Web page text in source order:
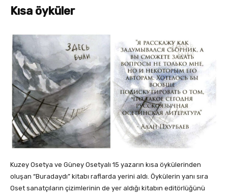
Kısa öyküler
Kuzey Osetya ve Güney Osetyalı 15 yazarın kısa öykülerinden
oluşan “Buradaydı” kitabı raflarda yerini aldı. Öykülerin yanı sıra
Oset sanatçıların çizimlerinin de yer aldığı kitabın editörlüğünü